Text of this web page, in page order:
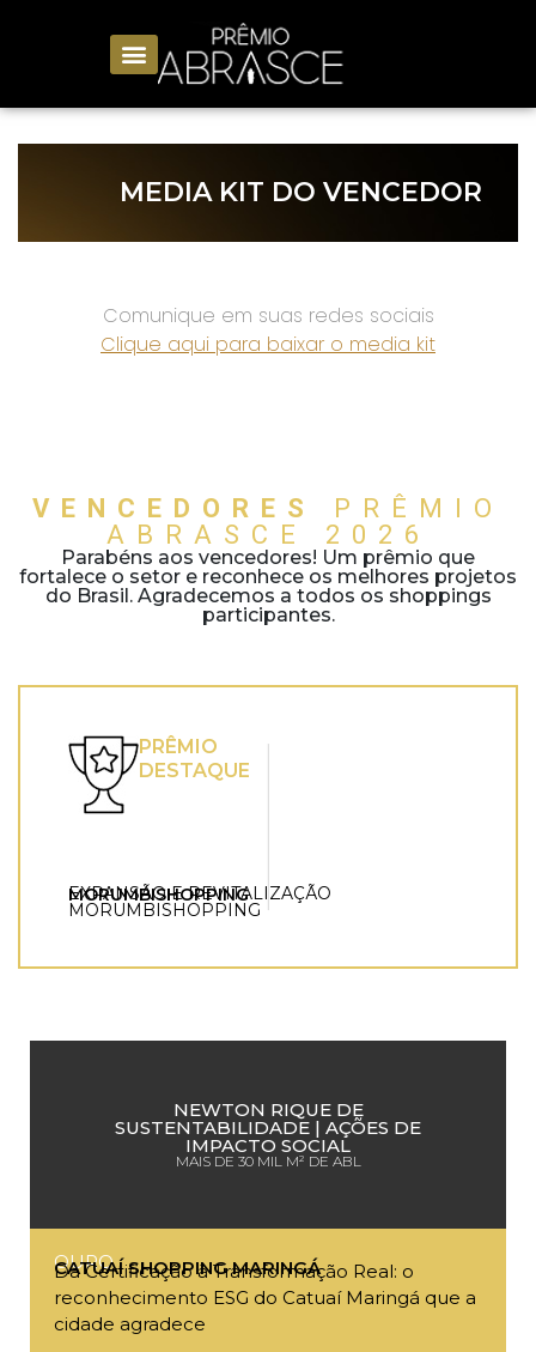
MEDIA KIT DO VENCEDOR
Comunique em suas redes sociais
Clique aqui para baixar o media kit
VENCEDORES
PRÊMIO
ABRASCE 2026
Parabéns aos vencedores! Um prêmio que
fortalece o setor e reconhece os melhores projetos
do Brasil. Agradecemos a todos os shoppings
participantes.
PRÊMIO
DESTAQUE
MORUMBISHOPPING
EXPANSÃO E REVITALIZAÇÃO
MORUMBISHOPPING
NEWTON RIQUE DE
SUSTENTABILIDADE | AÇÕES DE
IMPACTO SOCIAL
MAIS DE 30 MIL M² DE ABL
OURO
CATUAÍ SHOPPING MARINGÁ
Da Certificação à Transformação Real: o
reconhecimento ESG do Catuaí Maringá que a
cidade agradece